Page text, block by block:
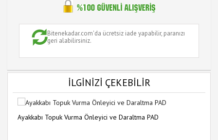
Bitenekadar.com'da ücretsiz iade yapabilir, paranızı
geri alabilirsiniz.
İLGİNİZİ ÇEKEBİLİR
Ayakkabı Topuk Vurma Önleyici ve Daraltma PAD